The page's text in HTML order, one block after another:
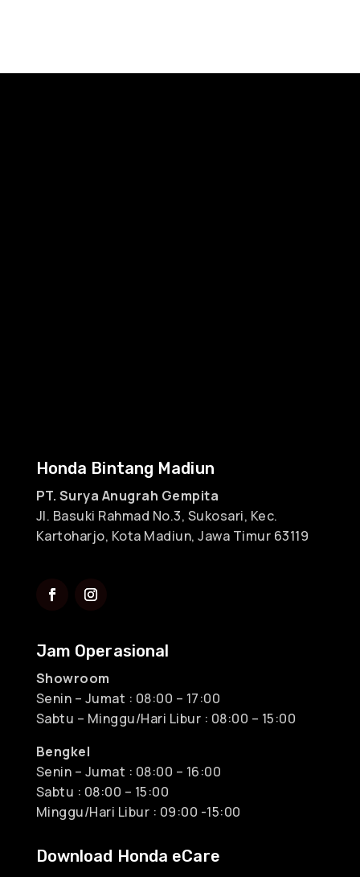
Honda Bintang Madiun
PT. Surya Anugrah Gempita
Jl. Basuki Rahmad No.3, Sukosari, Kec.
Kartoharjo, Kota Madiun, Jawa Timur 63119
Jam Operasional
Showroom
Senin – Jumat : 08:00 – 17:00
Sabtu – Minggu/Hari Libur : 08:00 – 15:00
Bengkel
Senin – Jumat : 08:00 – 16:00
Sabtu : 08:00 – 15:00
Minggu/Hari Libur : 09:00 -15:00
Download Honda eCare